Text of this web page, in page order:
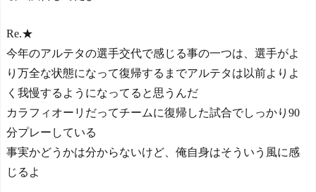
Re.★
今年のアルテタの選手交代で感じる事の一つは、選手がよ
り万全な状態になって復帰するまでアルテタは以前よりよ
く我慢するようになってると思うんだ
カラフィオーリだってチームに復帰した試合でしっかり90
分プレーしている
事実かどうかは分からないけど、俺自身はそういう風に感
じるよ